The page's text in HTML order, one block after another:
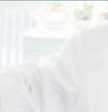
och ibland även
magasinering
Med rätt